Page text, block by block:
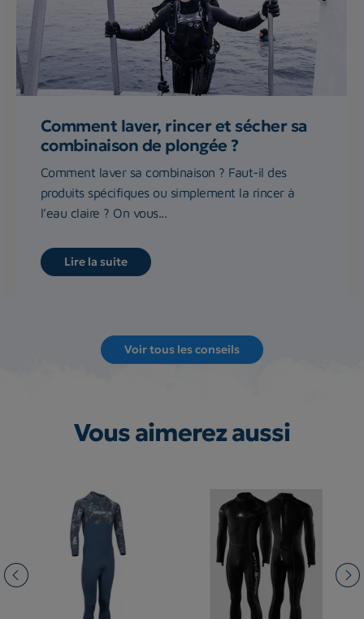
Comment laver, rincer et sécher sa
combinaison de plongée ?
Comment laver sa combinaison ? Faut-il des
produits spécifiques ou simplement la rincer à
l’eau claire ? On vous...
Lire la suite
Voir tous les conseils
Vous aimerez aussi